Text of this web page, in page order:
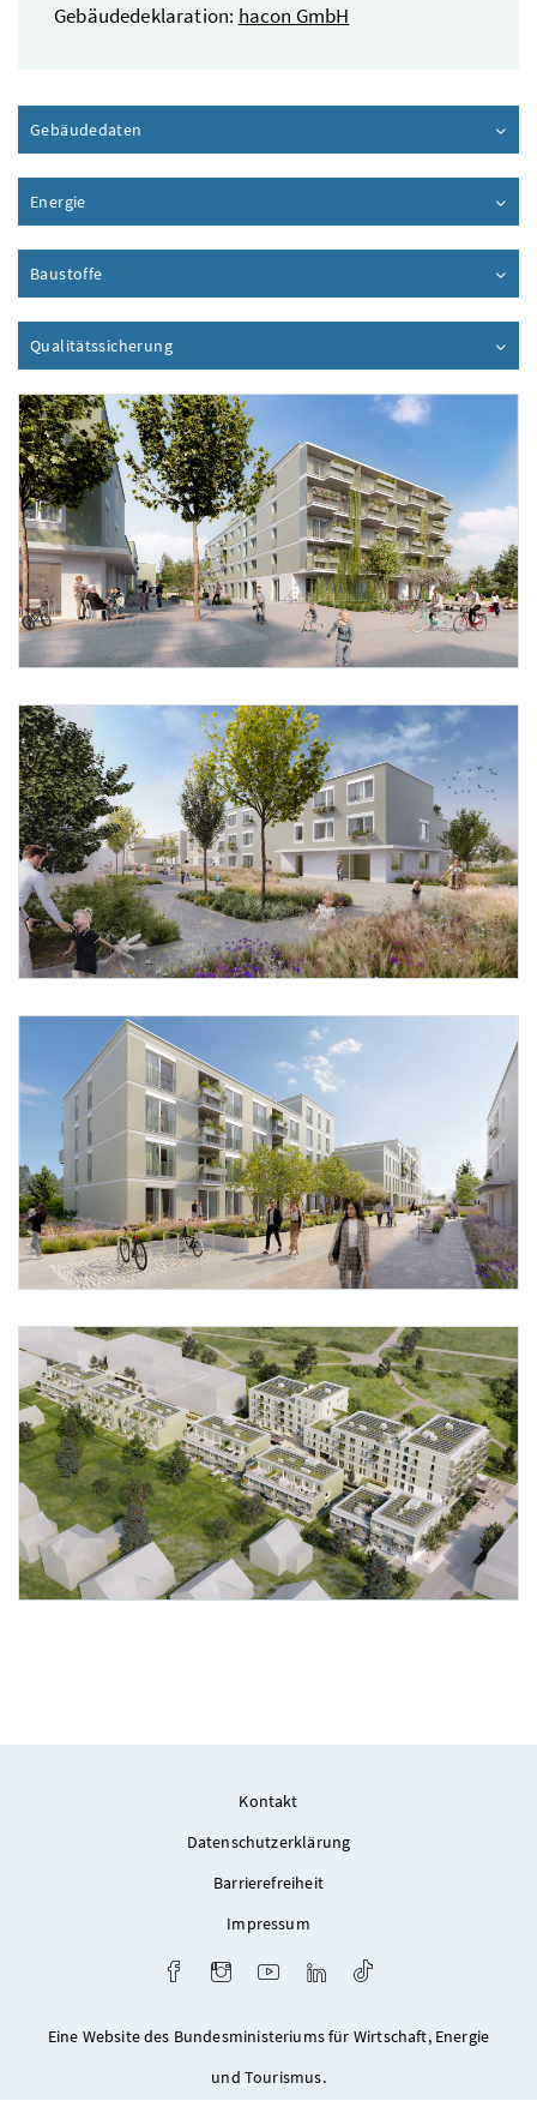
Gebäudedeklaration: hacon GmbH
Gebäudedaten
Energie
Baustoffe
QualitätssicherungInhalt aufklappen
Kontakt
Datenschutzerklärung
Barrierefreiheit
Impressum
FacebookInstagramYoutube LinkedIn
Eine Website des Bundesministeriums für Wirtschaft, Energie
und Tourismus.